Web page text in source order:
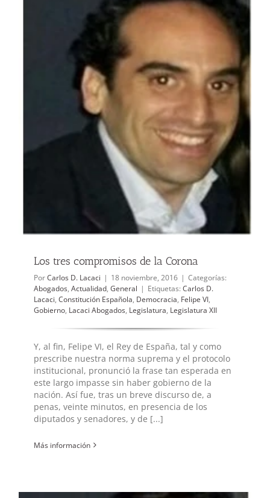
Los tres compromisos de la Corona
PorCarlos D. Lacaci | 18 noviembre, 2016 | Categorías:
Abogados, Actualidad, General | Etiquetas: Carlos D.
Lacaci, Constitución Española, Democracia, Felipe VI,
Gobierno, Lacaci Abogados, Legislatura, Legislatura XII
Y, al fin, Felipe VI, el Rey de España, tal y como
prescribe nuestra norma suprema y el protocolo
institucional, pronunció la frase tan esperada en
este largo impasse sin haber gobierno de la
nación. Así fue, tras un breve discurso de, a
penas, veinte minutos, en presencia de los
diputados y senadores, y de [...]
Más información